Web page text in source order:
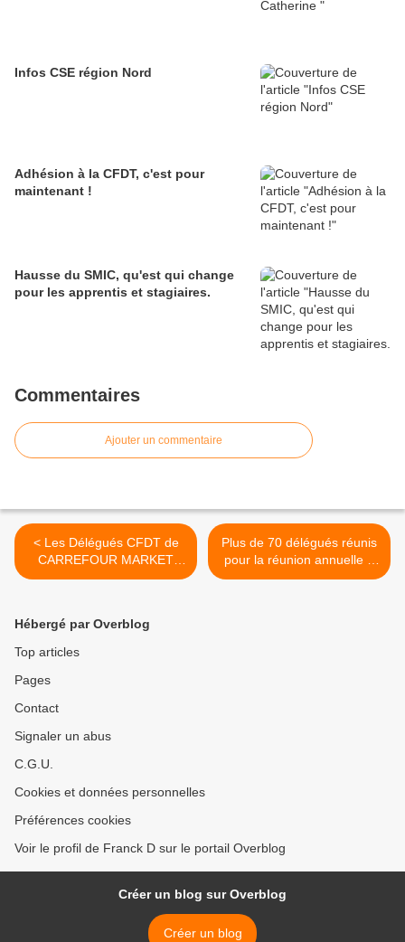
Infos CSE région Nord
Adhésion à la CFDT, c'est pour
maintenant !
Hausse du SMIC, qu'est qui change
pour les apprentis et stagiaires.
Commentaires
Ajouter un commentaire
< Les Délégués CFDT de
CARREFOUR MARKET
informent aussi les salariés
Plus de 70 délégués réunis
pour la réunion annuelle à
Ambleteuse. >
Hébergé par Overblog
Top articles
Pages
Contact
Signaler un abus
C.G.U.
Cookies et données personnelles
Préférences cookies
Voir le profil de Franck D sur le portail Overblog
Créer un blog sur Overblog
Créer un blog